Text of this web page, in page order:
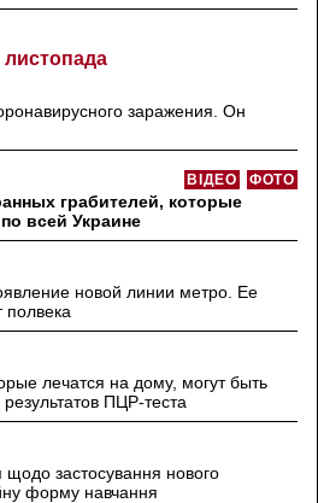
листопада
заражения. Он
ФОТО
ВІДЕО
грабителей, которые
всей Украине
новой линии метро. Ее
полвека
лечатся на дому, могут быть
ПЦР-теста
застосування нового
форму навчання